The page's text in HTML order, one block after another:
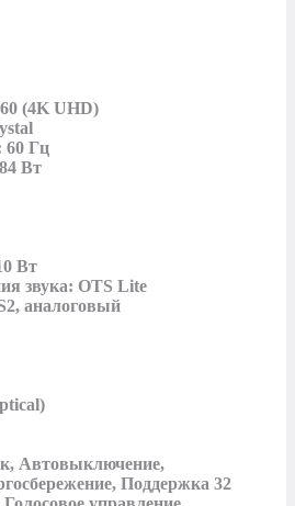
(4K UHD)
60 Гц
Вт
Вт
звука: OTS Lite
аналоговый
Автовыключение,
Поддержка 32